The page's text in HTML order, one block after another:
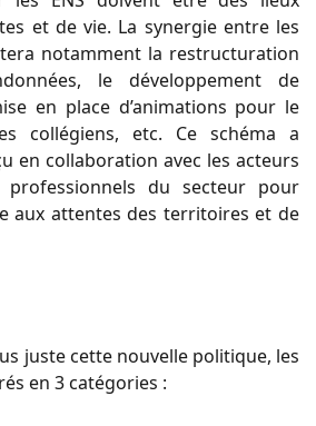
et de vie. La synergie entre les
notamment la restructuration
le développement de
en place d’animations pour le
collégiens, etc. Ce schéma a
en collaboration avec les acteurs
du secteur pour
aux attentes des territoires et de
juste cette nouvelle politique, les
en 3 catégories :